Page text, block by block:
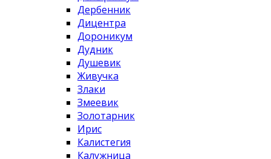
Дербенник
Дицентра
Дороникум
Дудник
Душевик
Живучка
Злаки
Змеевик
Золотарник
Ирис
Калистегия
Калужница